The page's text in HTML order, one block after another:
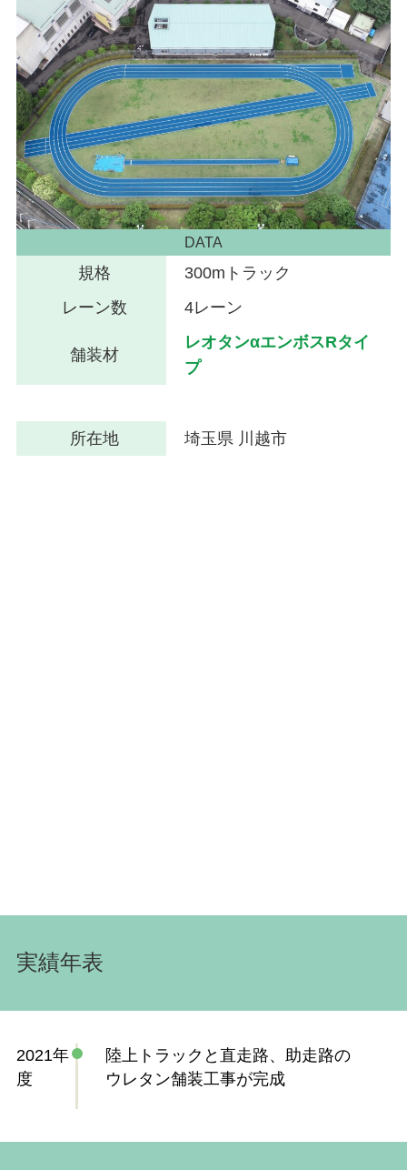
DATA
規格
300mトラック
レーン数
4レーン
舗装材
レオタンαエンボスRタイ
プ
所在地 埼玉県 川越市
実績年表
2021年
度
陸上トラックと直走路、助走路の
ウレタン舗装工事が完成